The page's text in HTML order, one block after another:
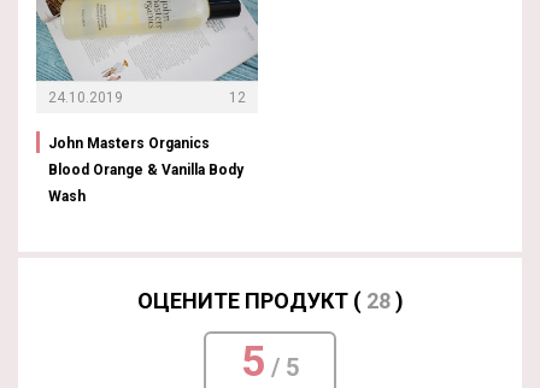
24.10.2019 12
John Masters Organics
Blood Orange & Vanilla Body
Wash
ОЦЕНИТЕ ПРОДУКТ ( 28)
5 / 5